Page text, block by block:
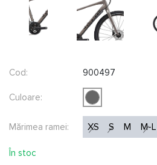
Cod: 900497
Culoare:
Mărimea ramei: XS S M M-L
În stoc